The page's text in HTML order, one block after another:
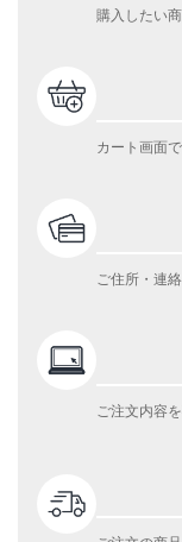
購入したい
カート画面
ご住所・連
ご注文内容